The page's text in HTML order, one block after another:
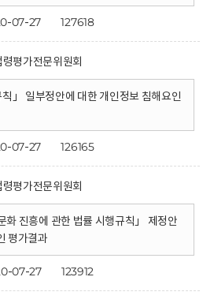
07-27 127618
령평가전문위원회
칙」 일부정안에 대한 개인정보 침해요인
07-27 126165
령평가전문위원회
화 진흥에 관한 법률 시행규칙」 제정안
평가결과
07-27 123912